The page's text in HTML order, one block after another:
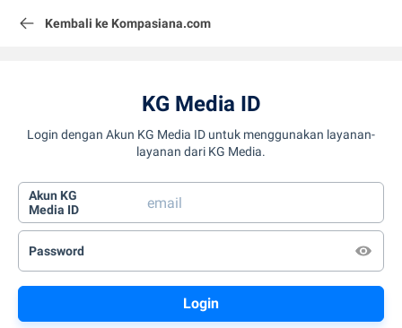
Kembali ke Kompasiana.com
KG Media ID
Login dengan Akun KG Media ID untuk menggunakan layanan-
layanan dari KG Media.
Akun KG
Media ID
Password